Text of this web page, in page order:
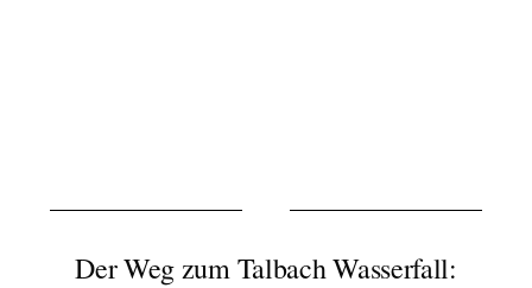
Der Weg zum Talbach Wasserfall: